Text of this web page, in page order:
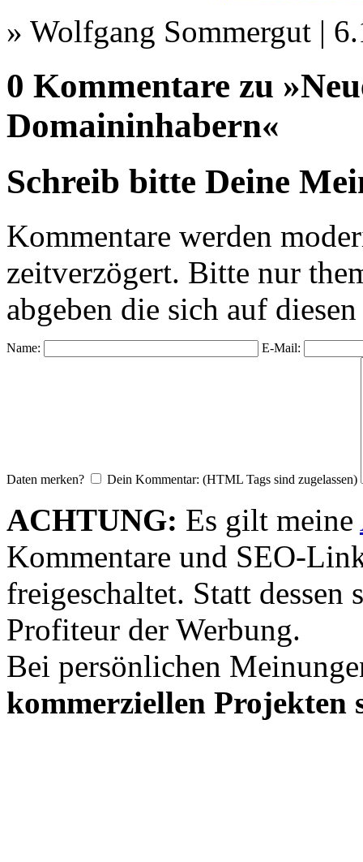
» Wolfgang Sommergut |
0 Kommentare zu
Domaininhabern«
Schreib bitte Deine
Kommentare werden
zeitverzögert. Bitte nur
abgeben die sich auf
Name: E-Mail:
Daten merken? Dein Kommentar: (HTML Tags sind zugelassen)
ACHTUNG: Es gilt meine
Kommentare und SEO-
freigeschaltet. Statt dessen
Profiteur der Werbung.
Bei persönlichen
kommerziellen Projekten